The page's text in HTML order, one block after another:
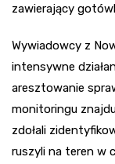
zawierający
Wywiadowcy z
intensywne
aresztowanie
monitoringu
zdołali
ruszyli na teren w